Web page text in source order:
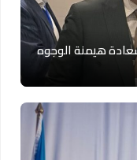
هيمنة الوجوه